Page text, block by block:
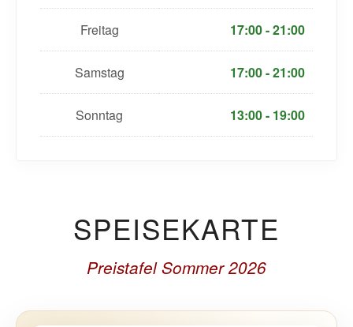
Freitag 17:00 - 21:00
Samstag 17:00 - 21:00
Sonntag 13:00 - 19:00
SPEISEKARTE
Preistafel Sommer 2026